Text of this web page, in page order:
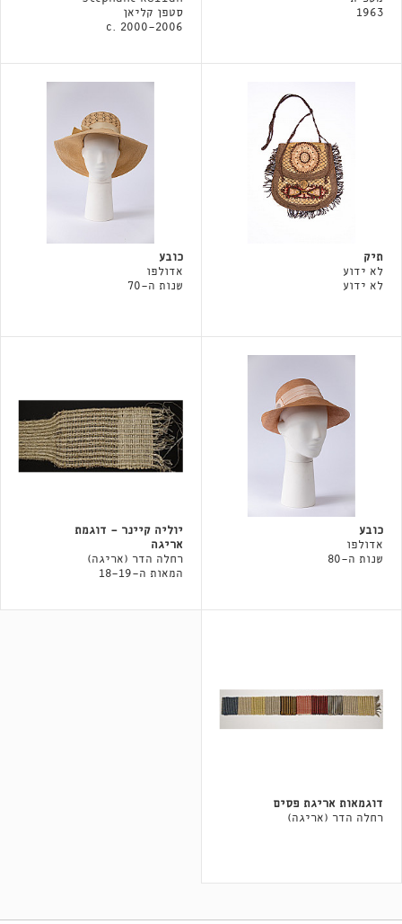
1963
סטפן קליאן
c. 2000-2006
תיק
לא ידוע
לא ידוע
כובע
אדולפו
שנות ה-70
כובע
אדולפו
שנות ה-80
יוליה קיינר - דוגמת
אריגה
רחלה הדר (אריגה)
המאות ה-18-19
דוגמאות אריגת פסים
רחלה הדר (אריגה)